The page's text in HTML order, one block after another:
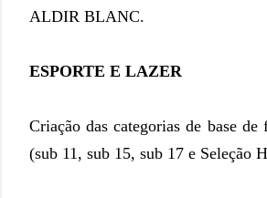
ALDIR BLANC.
ESPORTE E LAZER
Criação das categorias de base de
(sub 11, sub 15, sub 17 e Seleção